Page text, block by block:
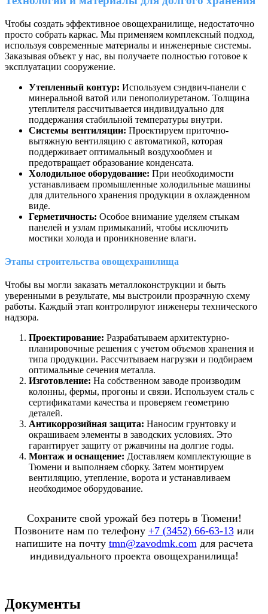
Чтобы создать эффективное овощехранилище, недостаточно
просто собрать каркас. Мы применяем комплексный подход,
используя современные материалы и инженерные системы.
Заказывая объект у нас, вы получаете полностью готовое к
эксплуатации сооружение.
Утепленный контур: Используем сэндвич-панели с
минеральной ватой или пенополиуретаном. Толщина
утеплителя рассчитывается индивидуально для
поддержания стабильной температуры внутри.
Системы вентиляции: Проектируем приточно-
вытяжную вентиляцию с автоматикой, которая
поддерживает оптимальный воздухообмен и
предотвращает образование конденсата.
Холодильное оборудование: При необходимости
устанавливаем промышленные холодильные машины
для длительного хранения продукции в охлажденном
виде.
Герметичность: Особое внимание уделяем стыкам
панелей и узлам примыканий, чтобы исключить
мостики холода и проникновение влаги.
Этапы строительства овощехранилища
Чтобы вы могли заказать металлоконструкции и быть
уверенными в результате, мы выстроили прозрачную схему
работы. Каждый этап контролируют инженеры технического
надзора.
Проектирование: Разрабатываем архитектурно-
планировочные решения с учетом объемов хранения и
типа продукции. Рассчитываем нагрузки и подбираем
оптимальные сечения металла.
Изготовление: На собственном заводе производим
колонны, фермы, прогоны и связи. Используем сталь с
сертификатами качества и проверяем геометрию
деталей.
Антикоррозийная защита: Наносим грунтовку и
окрашиваем элементы в заводских условиях. Это
гарантирует защиту от ржавчины на долгие годы.
Монтаж и оснащение: Доставляем комплектующие в
Тюмени и выполняем сборку. Затем монтируем
вентиляцию, утепление, ворота и устанавливаем
необходимое оборудование.
Сохраните свой урожай без потерь в Тюмени!
Позвоните нам по телефону +7 (3452) 66-63-13или
напишите на почту tmn@zavodmk.comдля расчета
индивидуального проекта овощехранилища!
Документы